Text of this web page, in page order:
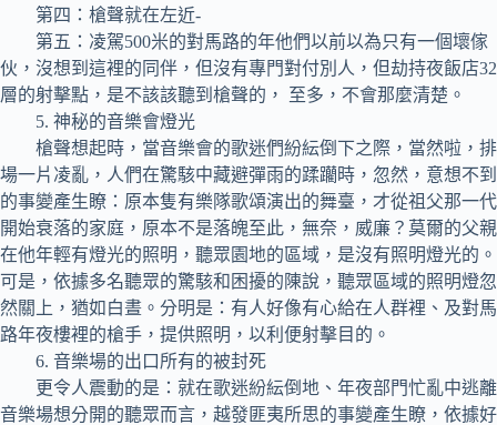
第四：槍聲就在左近-
第五：凌駕500米的對馬路的年他們以前以為只有一個壞傢
伙，沒想到這裡的同伴，但沒有專門對付別人，但劫持夜飯店32
層的射擊點，是不該該聽到槍聲的， 至多，不會那麼清楚。
5. 神秘的音樂會燈光
槍聲想起時，當音樂會的歌迷們紛紜倒下之際，當然啦，排
場一片凌亂，人們在驚駭中藏避彈雨的蹂躪時，忽然，意想不到
的事變產生瞭：原本隻有樂隊歌頌演出的舞臺，才從祖父那一代
開始衰落的家庭，原本不是落魄至此，無奈，威廉？莫爾的父親
在他年輕有燈光的照明，聽眾園地的區域，是沒有照明燈光的。
可是，依據多名聽眾的驚駭和困擾的陳說，聽眾區域的照明燈忽
然關上，猶如白晝。分明是：有人好像有心給在人群裡、及對馬
路年夜樓裡的槍手，提供照明，以利便射擊目的。
6. 音樂場的出口所有的被封死
更令人震動的是：就在歌迷紛紜倒地、年夜部門忙亂中逃離
音樂場想分開的聽眾而言，越發匪夷所思的事變產生瞭，依據好